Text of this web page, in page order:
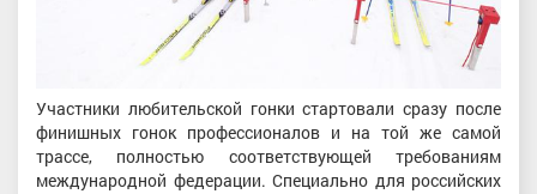
Участники любительской гонки стартовали сразу после
финишных гонок профессионалов и на той же самой
трассе, полностью соответствующей требованиям
международной федерации. Специально для российских